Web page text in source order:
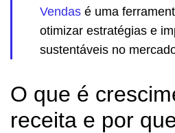
Vendas é uma
otimizar estratégias e
sustentáveis no
O que é
receita e por